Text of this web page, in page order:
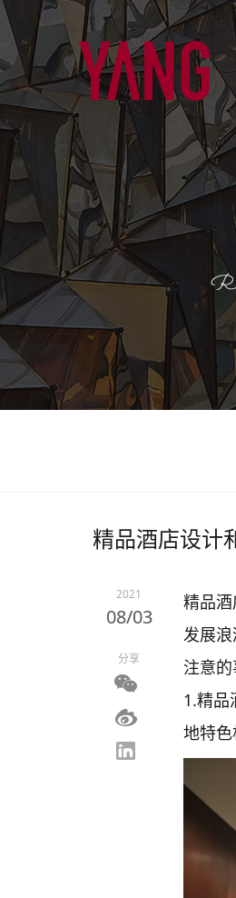
精品酒店设计
2021
08/03
分享
精品
发展
注意的
1.精品
地特